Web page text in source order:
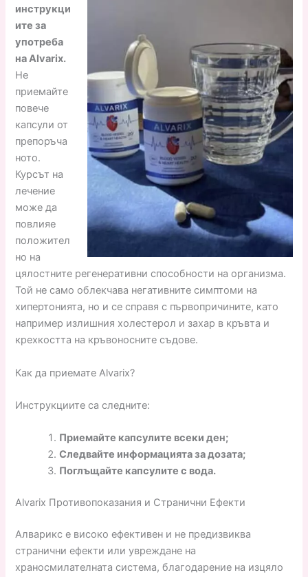
инструкци
ите за
употреба
на Alvarix.
Не
приемайте
повече
капсули от
препоръча
ното.
Курсът на
лечение
може да
повлияе
положител
но на
цялостните регенеративни способности на организма.
Той не само облекчава негативните симптоми на
хипертонията, но и се справя с първопричините, като
например излишния холестерол и захар в кръвта и
крехкостта на кръвоносните съдове.
Как да приемате Alvarix?
Инструкциите са следните:
Приемайте капсулите всеки ден;
Следвайте информацията за дозата;
Поглъщайте капсулите с вода.
Alvarix Противопоказания и Странични Ефекти
Алварикс е високо ефективен и не предизвиква
странични ефекти или увреждане на
храносмилателната система, благодарение на изцяло